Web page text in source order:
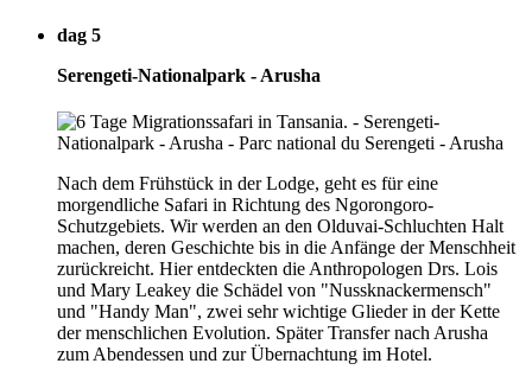
dag 5
Serengeti-Nationalpark - Arusha
Nach dem Frühstück in der Lodge, geht es für eine
morgendliche Safari in Richtung des Ngorongoro-
Schutzgebiets. Wir werden an den Olduvai-Schluchten Halt
machen, deren Geschichte bis in die Anfänge der Menschheit
zurückreicht. Hier entdeckten die Anthropologen Drs. Lois
und Mary Leakey die Schädel von "Nussknackermensch"
und "Handy Man", zwei sehr wichtige Glieder in der Kette
der menschlichen Evolution. Später Transfer nach Arusha
zum Abendessen und zur Übernachtung im Hotel.